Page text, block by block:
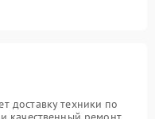
доставку техники по